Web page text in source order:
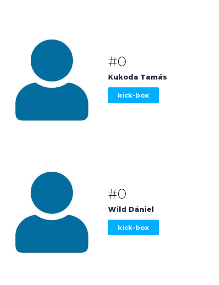
#0
Kukoda Tamás
kick-box
#0
Wild Dániel
kick-box